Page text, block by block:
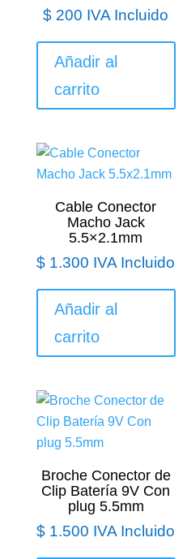
$ 200 IVA Incluido
Añadir al
carrito
Cable Conector
Macho Jack
5.5×2.1mm
$ 1.300 IVA Incluido
Añadir al
carrito
Broche Conector de
Clip Batería 9V Con
plug 5.5mm
$ 1.500 IVA Incluido